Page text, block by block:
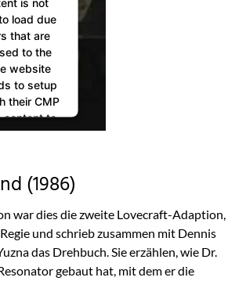
load due
that are
to the
website
to setup
their CMP
content to
Consent
(1986)
war dies die zweite Lovecraft-Adaption,
und schrieb zusammen mit Dennis
das Drehbuch. Sie erzählen, wie Dr.
gebaut hat, mit dem er die